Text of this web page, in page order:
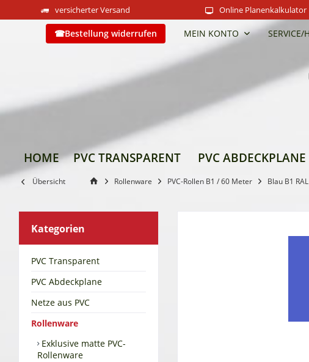
versicherter Versand Online Planenkalkulator
Bestellung widerrufen MEIN KONTO SERVICE/
HOME PVC TRANSPARENT PVC ABDECKPLANE
Übersicht Rollenware PVC-Rollen B1 / 60 Meter Blau B1
Kategorien
PVC Transparent
PVC Abdeckplane
Netze aus PVC
Rollenware
Exklusive matte PVC-
Rollenware